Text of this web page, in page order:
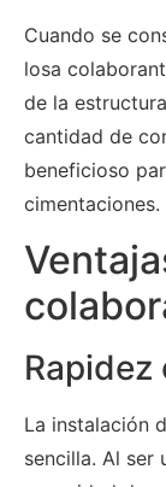
Cuando se
losa
de la
cantidad de
beneficioso
cimentaciones.
La instalación
sencilla. Al ser